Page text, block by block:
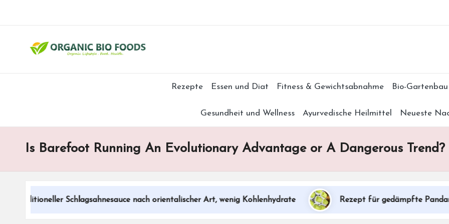
Rezepte Essen und Diat Fitness & Gewichtsabnahme Bio-Gartenbau
Gesundheit und Wellness Ayurvedische Heilmittel Neueste
Is Barefoot Running An Evolutionary Advantage or A Dangerous Trend?
Schlagsahnesauce nach orientalischer Art, wenig Kohlenhydrate Rezept für gedämpfte